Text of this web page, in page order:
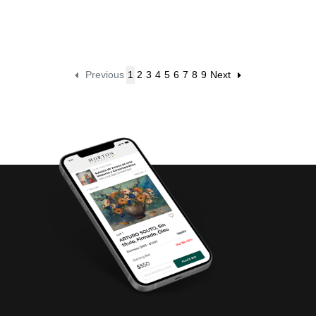
Previous 1 2 3 4 5 6 7 8 9 Next